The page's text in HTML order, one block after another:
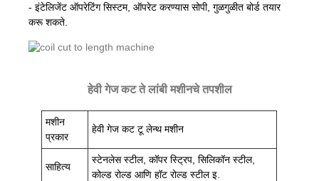
- इंटेलिजेंट ऑपरेटिंग सिस्टम, ऑपरेट करण्यास सोपी, गुळगुळीत बोर्ड तयार
करू शकते.
हेवी गेज कट ते लांबी मशीनचे तपशील
मशीन
प्रकार
हेवी गेज कट टू लेन्थ मशीन
साहित्य
स्टेनलेस स्टील, कॉपर स्ट्रिप, सिलिकॉन स्टील,
कोल्ड रोल्ड आणि हॉट रोल्ड स्टील इ.